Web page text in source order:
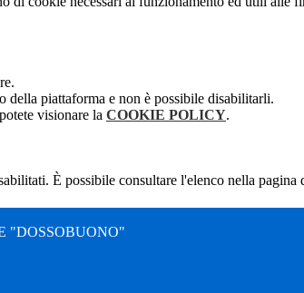
della piattaforma e non è possibile disabilitarli.
visionare la COOKIE POLICY.
È possibile consultare l'elenco nella pagina
"DOSSOBUONO"